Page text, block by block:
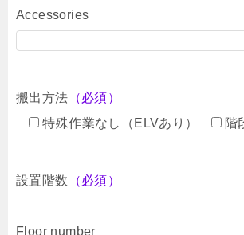
Accessories
搬出方法 （必須）
特殊作業なし（ELVあり）
階
設置階数 （必須）
Floor number